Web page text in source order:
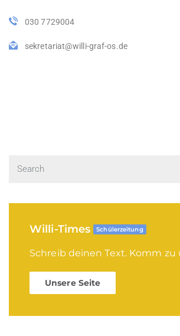
030 7729004
sekretariat@willi-graf-os.de
Willi-Times Schülerzeitung
Schreib deinen Text. Komm zu
Unsere Seite